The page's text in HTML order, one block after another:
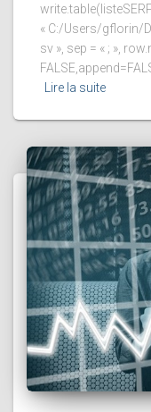
« C:/Users/gflorin/
sv », sep = « ; »,
Lire la suite